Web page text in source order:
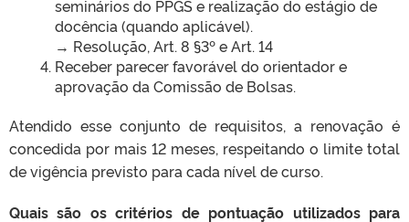
seminários do PPGS e realização do estágio de
docência (quando aplicável).
→ Resolução, Art. 8 §3º e Art. 14
Receber parecer favorável do orientador e
aprovação da Comissão de Bolsas.
Atendido esse conjunto de requisitos, a renovação é
concedida por mais 12 meses, respeitando o limite total
de vigência previsto para cada nível de curso.
Quais são os critérios de pontuação utilizados para